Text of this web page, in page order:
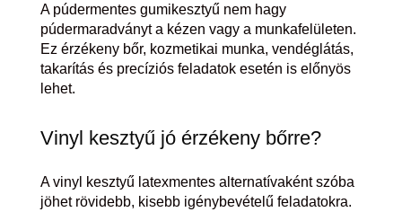
A púdermentes gumikesztyű nem hagy
púdermaradványt a kézen vagy a munkafelületen.
Ez érzékeny bőr, kozmetikai munka, vendéglátás,
takarítás és precíziós feladatok esetén is előnyös
lehet.
Vinyl kesztyű jó érzékeny bőrre?
A vinyl kesztyű latexmentes alternatívaként szóba
jöhet rövidebb, kisebb igénybevételű feladatokra.